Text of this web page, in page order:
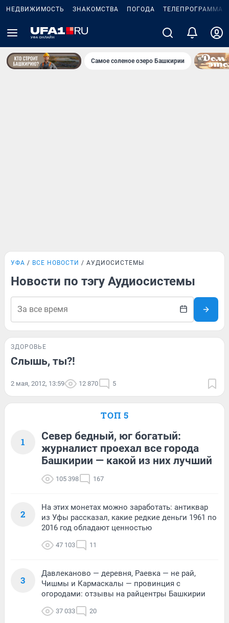
НЕДВИЖИМОСТЬ ЗНАКОМСТВА ПОГОДА ТЕЛЕПРОГРАММА
Самое соленое озеро Башкирии
УФА ВСЕ НОВОСТИ АУДИОСИСТЕМЫ
Новости по тэгу Аудиосистемы
ЗДОРОВЬЕ
Слышь, ты?!
2 мая, 2012, 13:59 12 870 5
ТОП 5
1
Север бедный, юг богатый:
журналист проехал все города
Башкирии — какой из них лучший
105 398 167
2
На этих монетах можно заработать: антиквар
из Уфы рассказал, какие редкие деньги 1961 по
2016 год обладают ценностью
47 103 11
3
Давлеканово — деревня, Раевка — не рай,
Чишмы и Кармаскалы — провинция с
огородами: отзывы на райцентры Башкирии
37 033 20